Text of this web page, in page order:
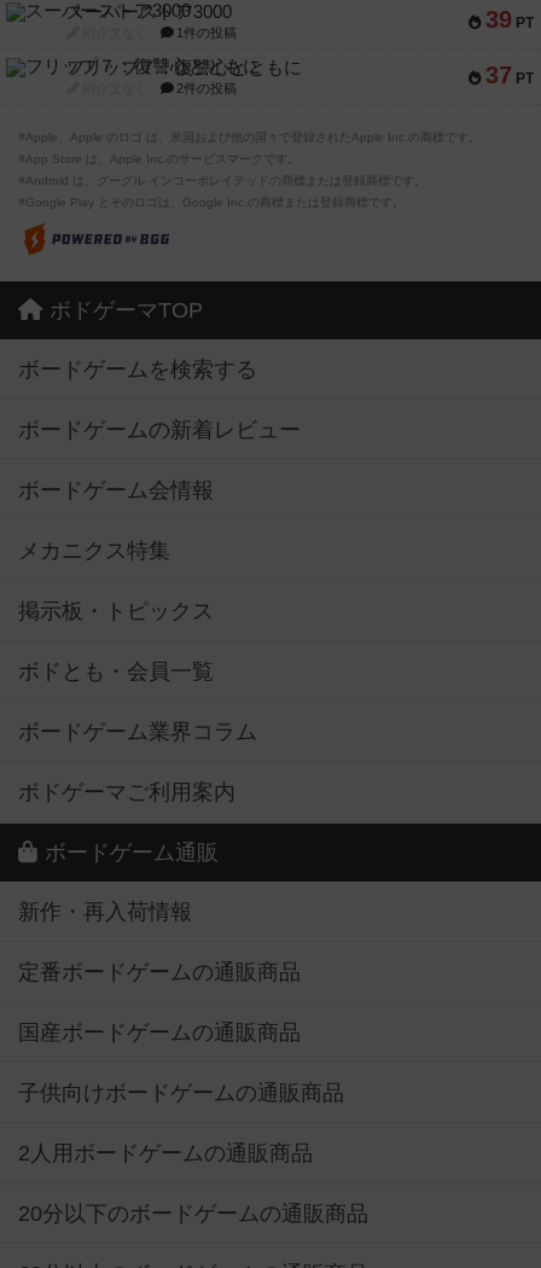
39 PT
スーパーストア3000
1件の投稿
37 PT
フリップ７：復讐心とともに
2件の投稿
※Apple、Apple のロゴ は、米国および他の国々で登録されたApple Inc.の商標です。
※App Store は、Apple Inc.のサービスマークです。
※Android は、グーグル インコーポレイテッドの商標または登録商標です。
※Google Play とそのロゴは、Google Inc.の商標または登録商標です。
ボドゲーマTOP
ボードゲームを検索する
ボードゲームの新着レビュー
ボードゲーム会情報
メカニクス特集
掲示板・トピックス
ボドとも・会員一覧
ボードゲーム業界コラム
ボドゲーマご利用案内
ボードゲーム通販
新作・再入荷情報
定番ボードゲームの通販商品
国産ボードゲームの通販商品
子供向けボードゲームの通販商品
2人用ボードゲームの通販商品
20分以下のボードゲームの通販商品